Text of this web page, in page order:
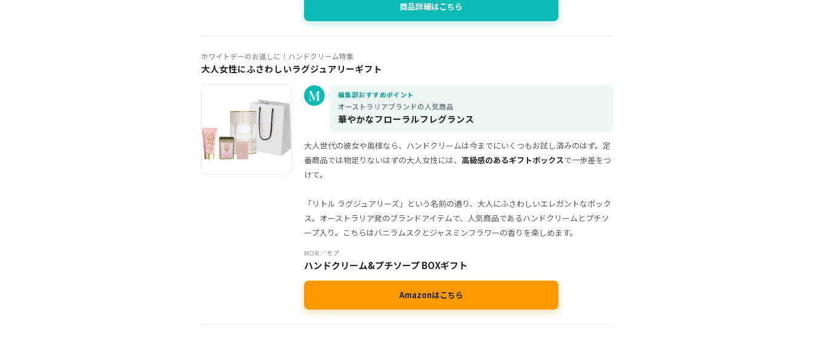
商品詳細はこちら
ホワイトデーのお返しに！ハンドクリーム特集
大人女性にふさわしいラグジュアリーギフト
編集部おすすめポイント
オーストラリアブランドの人気商品
華やかなフローラルフレグランス
大人世代の彼女や奥様なら、ハンドクリームは今までにいくつもお試し済みのはず。定
番商品では物足りないはずの大人女性には、 高級感のあるギフトボックスで一歩差をつ
けて。
「リトル ラグジュアリーズ」という名前の通り、大人にふさわしいエレガントなボック
ス。オーストラリア発のブランドアイテムで、人気商品であるハンドクリームとプチソ
ープ入り。こちらはバニラムスクとジャスミンフラワーの香りを楽しめます。
MOR／モア
ハンドクリーム&プチソープ BOXギフト
Amazonはこちら